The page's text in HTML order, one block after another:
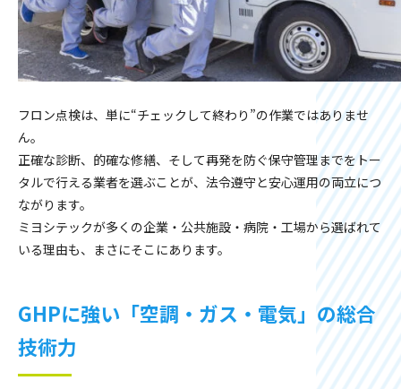
フロン点検は、単に“チェックして終わり”の作業ではありませ
ん。
正確な診断、的確な修繕、そして再発を防ぐ保守管理までをトー
タルで行える業者を選ぶことが、法令遵守と安心運用の両立につ
ながります。
ミヨシテックが多くの企業・公共施設・病院・工場から選ばれて
いる理由も、まさにそこにあります。
GHPに強い「空調・ガス・電気」の総合
技術力